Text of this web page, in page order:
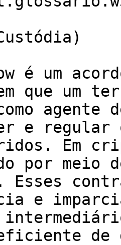
é um
que um
agente
e regular
Em
por
Esses
e
de